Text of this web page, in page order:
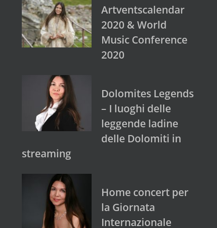
Artventscalendar
2020 & World
Music Conference
2020
Dolomites Legends
– I luoghi delle
leggende ladine
delle Dolomiti in
streaming
Home concert per
la Giornata
Internazionale